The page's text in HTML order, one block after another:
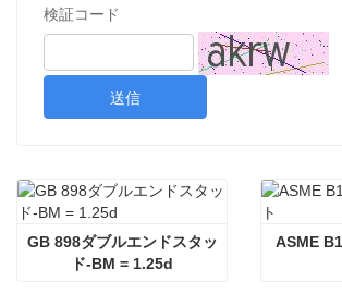
検証コード
送信
GB 898ダブルエンドスタッ
ド-BM = 1.25d
ASME